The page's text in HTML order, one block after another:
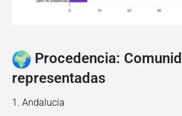
Procedencia:
representadas
Andalucía